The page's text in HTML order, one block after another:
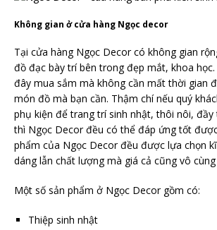
Không gian ở cửa hàng Ngọc decor
Tại cửa hàng Ngọc Decor có không gian
đồ đạc bày trí bên trong đẹp mắt, khoa học.
đây mua sắm mà không cần mất thời gian
món đồ mà bạn cần. Thậm chí nếu quý
phụ kiện để trang trí sinh nhật, thôi nôi, đầy
thì Ngọc Decor đều có thể đáp ứng tốt
phẩm của Ngọc Decor đều được lựa chọn
dáng lẫn chất lượng mà giá cả cũng vô
Một số sản phẩm ở Ngọc Decor gồm có:
Thiệp sinh nhật